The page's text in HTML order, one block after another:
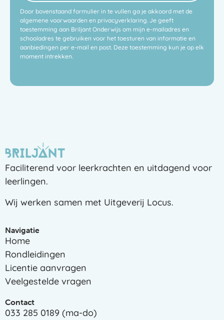
Door bovenstaand formulier in te vullen ga je akkoord met de
algemene voorwaarden en privacyverklaring. Je geeft
toestemming aan Briljant Onderwijs om mijn e-mailadres en
schooladres te gebruiken voor het toesturen van informatie en
aanbiedingen per e-mail en post. Deze toestemming kun je op elk
moment intrekken.
Faciliterend voor leerkrachten en uitdagend voor
leerlingen.
Wij werken samen met Uitgeverij Locus.
Navigatie
Home
Rondleidingen
Licentie aanvragen
Veelgestelde vragen
Contact
033 285 0189 (ma-do)